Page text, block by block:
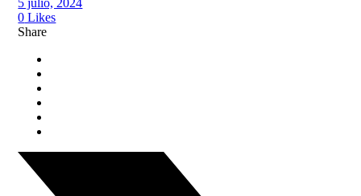
5 julio, 2024
0 Likes
Share